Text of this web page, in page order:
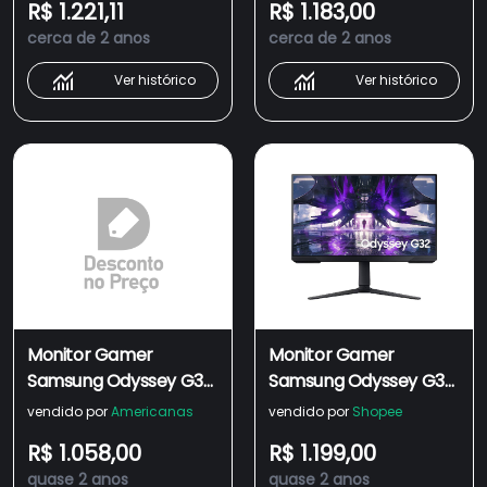
Fhd, 165hz, 1ms, Com
Ajuste De Altura, Hdmi,
Dp, Freesync
R$ 1.221,11
cerca de 2 anos
Ver histórico
R$ 1.183,00
cerca de 2 anos
Ver histórico
Monitor Gamer
Samsung Odyssey G32
27 fhd, Tela Plana,
FreeSync Premium,
vendido porAmericanas
R$ 1.058,00
quase 2 anos
Monitor Gamer
Samsung Odyssey G32
27 Led FHD HDR 165Hz
Freesync Pivot
vendido por Shopee
R$ 1.199,00
quase 2 anos